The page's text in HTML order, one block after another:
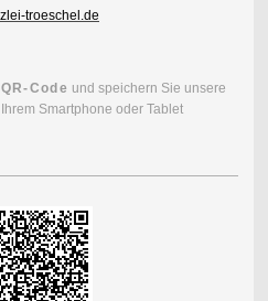
troeschel.de
QR-Code und speichern Sie unsere
Smartphone oder Tablet